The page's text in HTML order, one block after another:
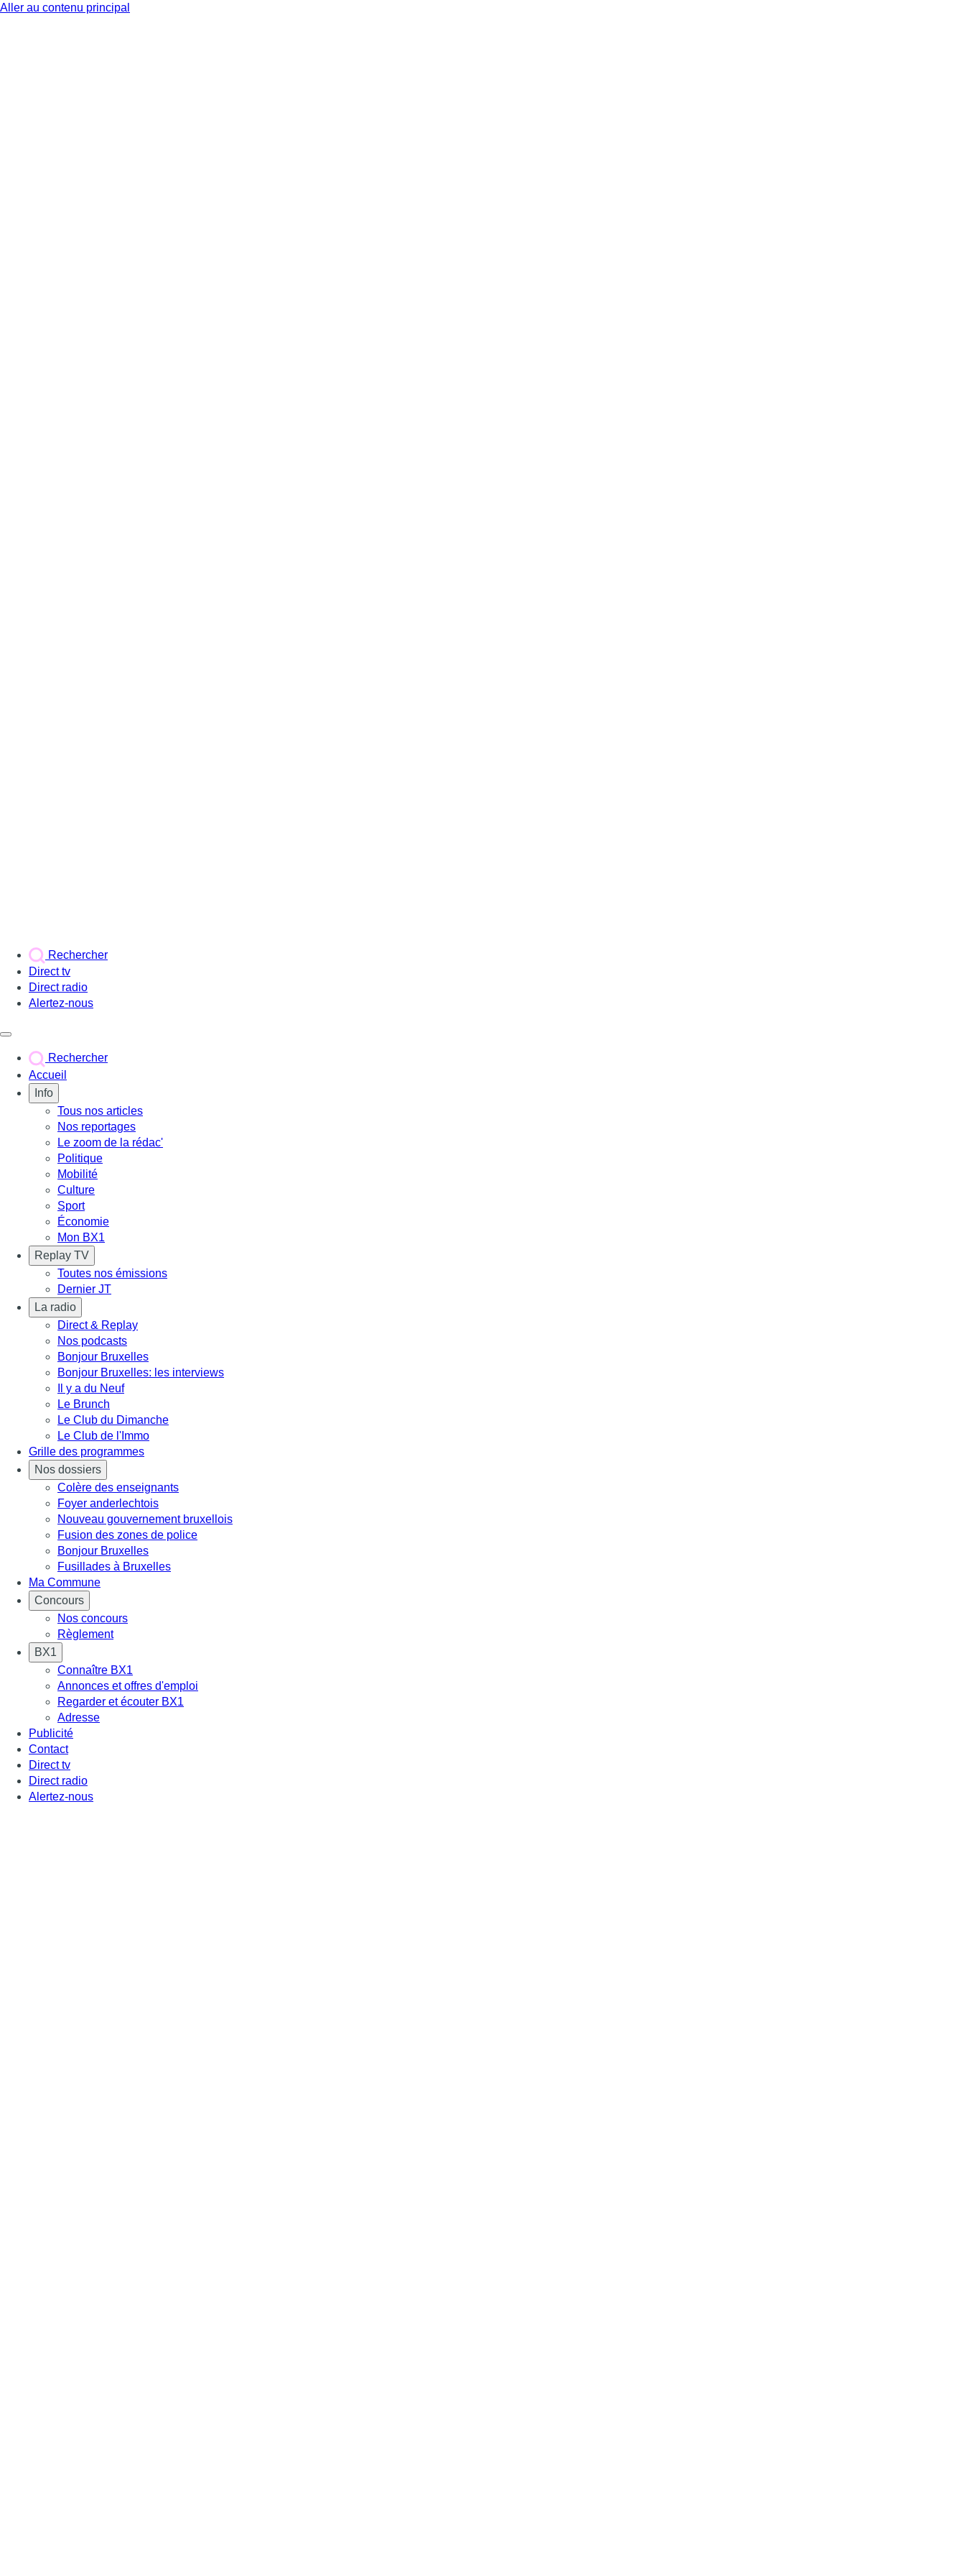
Aller au contenu principal
Rechercher
Direct tv
Direct radio
Alertez-nous
Rechercher
Accueil
Info
Tous nos articles
Nos reportages
Le zoom de la rédac'
Politique
Mobilité
Culture
Sport
Économie
Mon BX1
Replay TV
Toutes nos émissions
Dernier JT
La radio
Direct & Replay
Nos podcasts
Bonjour Bruxelles
Bonjour Bruxelles: les interviews
Il y a du Neuf
Le Brunch
Le Club du Dimanche
Le Club de l'Immo
Grille des programmes
Nos dossiers
Colère des enseignants
Foyer anderlechtois
Nouveau gouvernement bruxellois
Fusion des zones de police
Bonjour Bruxelles
Fusillades à Bruxelles
Ma Commune
Concours
Nos concours
Règlement
BX1
Connaître BX1
Annonces et offres d'emploi
Regarder et écouter BX1
Adresse
Publicité
Contact
Direct tv
Direct radio
Alertez-nous